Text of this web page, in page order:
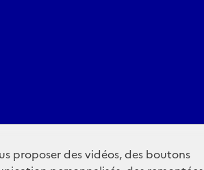
proposer des vidéos, des boutons